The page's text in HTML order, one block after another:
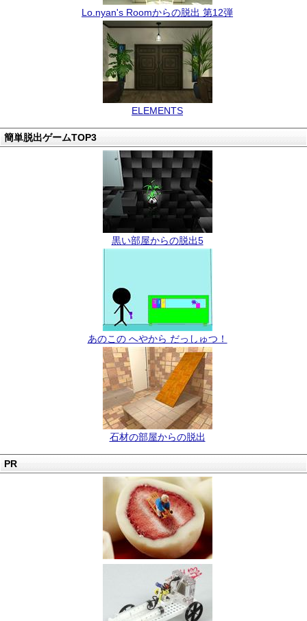
Lo.nyan's Roomからの脱出 第12弾
ELEMENTS
簡単脱出ゲームTOP3
黒い部屋からの脱出5
あのこの へやから だっしゅつ！
石材の部屋からの脱出
PR